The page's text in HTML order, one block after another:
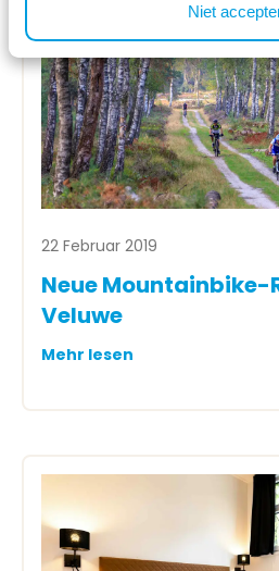
Niet
22 Februar 2019
Neue Mountainbike-
Veluwe
Mehr lesen